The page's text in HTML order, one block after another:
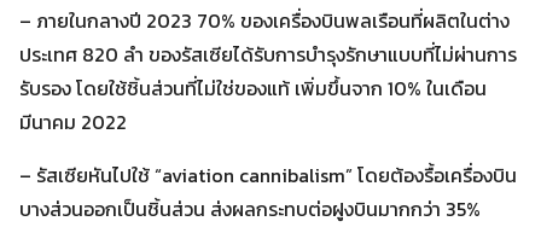
Search
for:
Search
– ภายในกลางปี 2023 70% ของเครื่องบินพลเรือนที่ผลิตในต่าง
ประเทศ 820 ลำ ของรัสเซียได้รับการบำรุงรักษาแบบที่ไม่ผ่านการ
รับรอง โดยใช้ชิ้นส่วนที่ไม่ใช่ของแท้ เพิ่มขึ้นจาก 10% ในเดือน
มีนาคม 2022
– รัสเซียหันไปใช้ “aviation cannibalism” โดยต้องรื้อเครื่องบิน
บางส่วนออกเป็นชิ้นส่วน ส่งผลกระทบต่อฝูงบินมากกว่า 35%